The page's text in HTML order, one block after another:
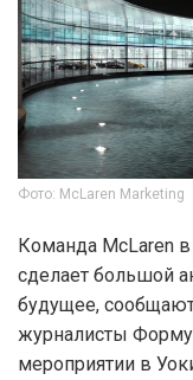
Фото: McLaren Marketing
Команда McLaren
сделает большой
будущее,
журналисты
мероприятии в